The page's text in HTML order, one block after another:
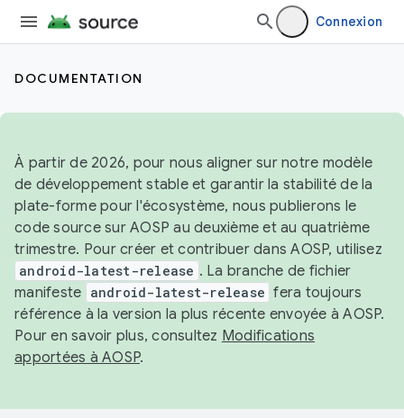
Connexion
DOCUMENTATION
À partir de 2026, pour nous aligner sur notre modèle
de développement stable et garantir la stabilité de la
plate-forme pour l'écosystème, nous publierons le
code source sur AOSP au deuxième et au quatrième
trimestre. Pour créer et contribuer dans AOSP, utilisez
android-latest-release . La branche de fichier
manifeste android-latest-release fera toujours
référence à la version la plus récente envoyée à AOSP.
Pour en savoir plus, consultez Modifications
apportées à AOSP.